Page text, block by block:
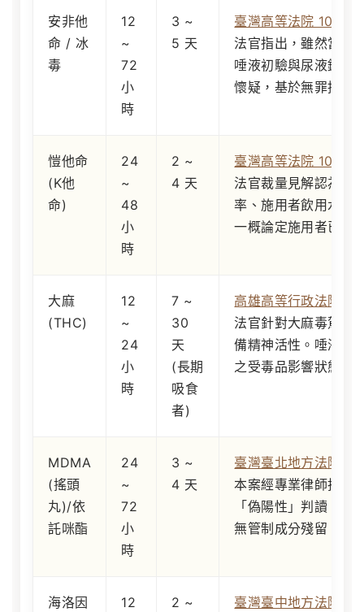
安非他
命 / 冰
毒
12
~
72
小
時
3 ~
5 天
臺灣高等法院 107
法官指出，雖然當事
唾液初驗與尿液鑑定
懷疑，基於無罪推定
愷他命
(K他
命)
24
~
48
小
時
2 ~
4 天
臺灣高等法院 105
法官裁量見解認為，
率、施用者飲用水之
一概論定施用者已達
大麻
(THC)
12
~
24
小
時
7 ~
30
天
(長期
吸食
者)
高雄高等行政法院
法官針對大麻毒駕案
備精神活性。 唾液檢
之受毒品影響狀態，
MDMA
(搖頭
丸)/依
託咪酯
24
~
72
小
時
3 ~
4 天
臺灣臺北地方法院
本案經專業律師抗辯
「偽陽性」判讀，
無管制成分殘留，獲
海洛因
12
2 ~
臺灣臺中地方法院